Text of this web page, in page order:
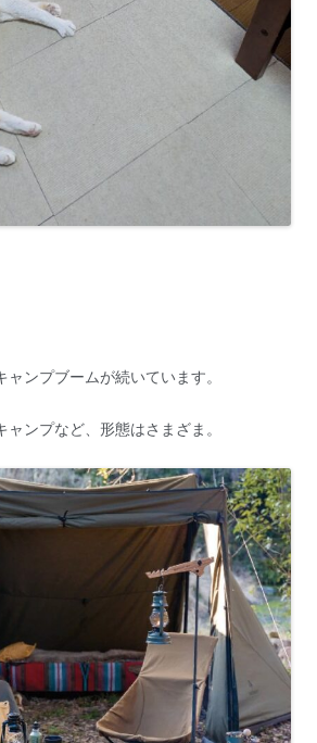
ンプブームが続いています。
ンプなど、形態はさまざま。